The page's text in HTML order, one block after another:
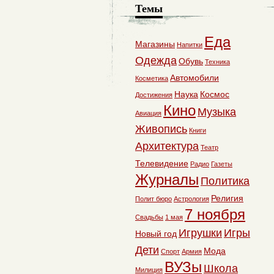
Темы
Магазины Напитки Еда
ОдеждаОбувь Техника
Косметика Автомобили
Достижения Наука Космос
Авиация Кино Музыка
Живопись Книги
Архитектура Театр
Телевидение Радио Газеты
Журналы Политика
Полит бюро Астрология Религия
Свадьбы 1 мая 7 ноября
Новый год Игрушки Игры
Дети Спорт Армия Мода
Милиция ВУЗы Школа